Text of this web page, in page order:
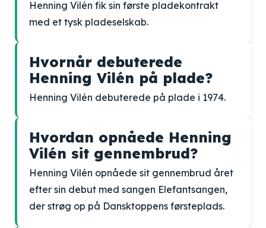
Henning Vilén fik sin første pladekontrakt
med et tysk pladeselskab.
Hvornår debuterede
Henning Vilén på plade?
Henning Vilén debuterede på plade i 1974.
Hvordan opnåede Henning
Vilén sit gennembrud?
Henning Vilén opnåede sit gennembrud året
efter sin debut med sangen Elefantsangen,
der strøg op på Dansktoppens førsteplads.